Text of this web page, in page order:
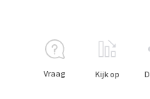
Vraag Kijk op